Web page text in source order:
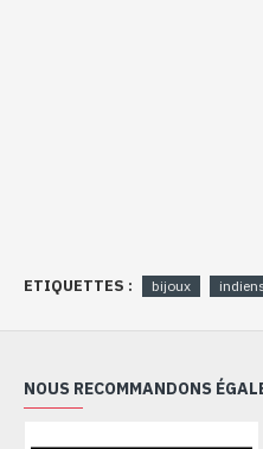
ETIQUETTES : bijoux
NOUS RECOMMANDONS